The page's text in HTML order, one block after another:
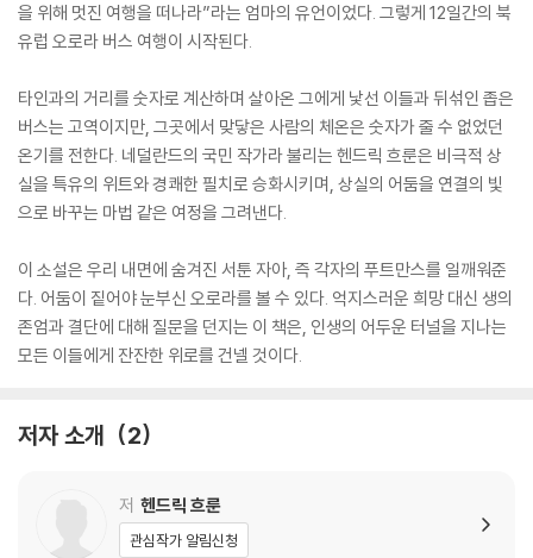
을 위해 멋진 여행을 떠나라”라는 엄마의 유언이었다. 그렇게 12일간의 북
유럽 오로라 버스 여행이 시작된다.
타인과의 거리를 숫자로 계산하며 살아온 그에게 낯선 이들과 뒤섞인 좁은
버스는 고역이지만, 그곳에서 맞닿은 사람의 체온은 숫자가 줄 수 없었던
온기를 전한다. 네덜란드의 국민 작가라 불리는 헨드릭 흐룬은 비극적 상
실을 특유의 위트와 경쾌한 필치로 승화시키며, 상실의 어둠을 연결의 빛
으로 바꾸는 마법 같은 여정을 그려낸다.
이 소설은 우리 내면에 숨겨진 서툰 자아, 즉 각자의 푸트만스를 일깨워준
다. 어둠이 짙어야 눈부신 오로라를 볼 수 있다. 억지스러운 희망 대신 생의
존엄과 결단에 대해 질문을 던지는 이 책은, 인생의 어두운 터널을 지나는
모든 이들에게 잔잔한 위로를 건넬 것이다.
저자 소개 2
저 헨드릭 흐룬
관심작가 알림신청